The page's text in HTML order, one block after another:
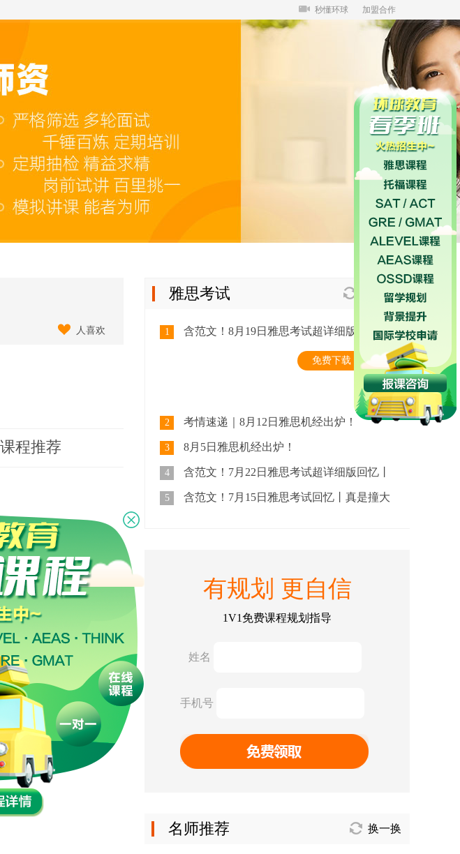
秒懂环球 加盟合作
人喜欢
课程推荐
学生理解原文并培
带学生熟悉语法
雅思考试 换一换
1 含范文！8月19日雅思考试超详细版回忆丨
免费下载
2 考情速递｜8月12日雅思机经出炉！
3 8月5日雅思机经出炉！
4 含范文！7月22日雅思考试超详细版回忆丨
今天的难度是个迷
5 含范文！7月15日雅思考试回忆丨真是撞大
有规划 更自信
1V1免费课程规划指导
名师推荐 换一换